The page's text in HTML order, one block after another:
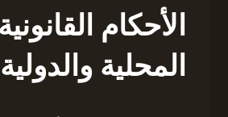
الأحكام القانونية
المحلية والدولية